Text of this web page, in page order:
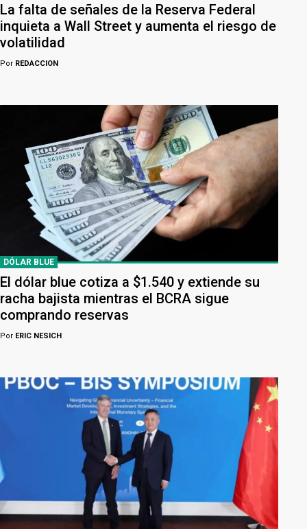
La falta de señales de la Reserva Federal
inquieta a Wall Street y aumenta el riesgo de
volatilidad
Por REDACCION
DÓLAR BLUE
El dólar blue cotiza a $1.540 y extiende su
racha bajista mientras el BCRA sigue
comprando reservas
Por ERIC NESICH